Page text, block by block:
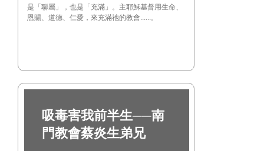
是「聯屬」，也是「充滿」。主耶穌基督用生命、
恩賜、道德、仁愛，來充滿祂的教會......。
吸毒害我前半生──南
門教會蔡炎生弟兄